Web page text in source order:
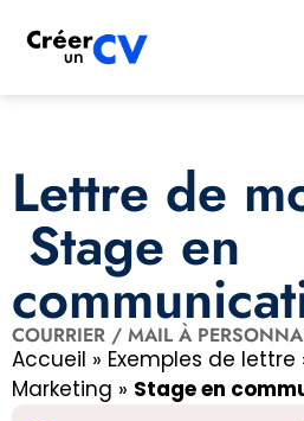
Lettre de
Stage en
COURRIER / MAIL À
Accueil » Exemples de lettre
Marketing » Stage en